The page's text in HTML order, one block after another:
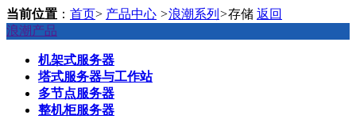
当前位置 ： 首页> 产品中心 >浪潮系列 >存储 返回
浪潮产品
机架式服务器
塔式服务器与工作站
多节点服务器
整机柜服务器